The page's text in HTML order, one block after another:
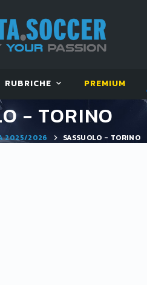
RUBRICHE PREMIUM
- TORINO
2025/2026 SASSUOLO - TORINO